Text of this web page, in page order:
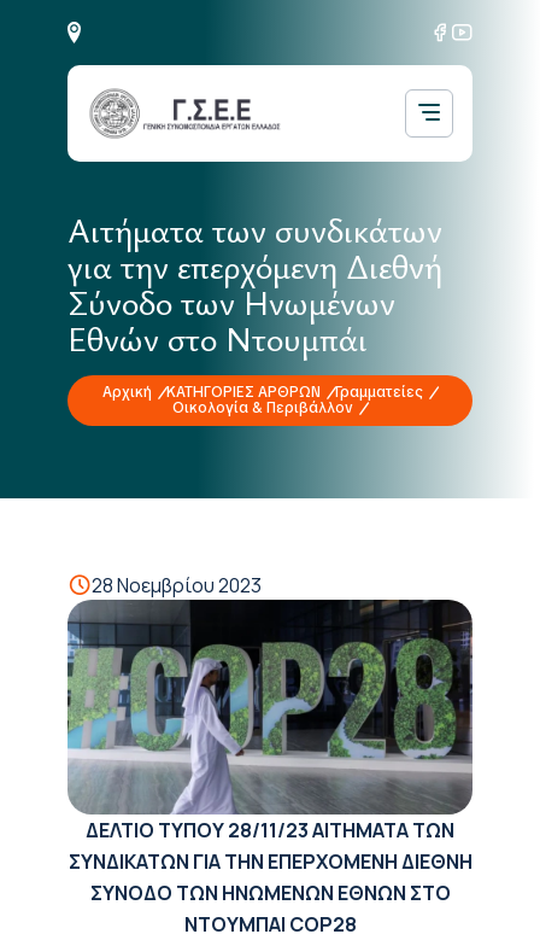
Αιτήματα των συνδικάτων
για την επερχόμενη Διεθνή
Σύνοδο των Ηνωμένων
Εθνών στο Ντουμπάι
Αρχική ΚΑΤΗΓΟΡΙΕΣ ΑΡΘΡΩΝ
Γραμματείες
Οικολογία & Περιβάλλον
28 Νοεμβρίου 2023
ΔΕΛΤΙΟ ΤΥΠΟΥ28/11/23ΑΙΤΗΜΑΤΑ ΤΩΝ
ΣΥΝΔΙΚΑΤΩΝ ΓΙΑ ΤΗΝ ΕΠΕΡΧΟΜΕΝΗ ΔΙΕΘΝΗ
ΣΥΝΟΔΟ ΤΩΝ ΗΝΩΜΕΝΩΝ ΕΘΝΩΝ ΣΤΟ
ΝΤΟΥΜΠΑΙ COP28